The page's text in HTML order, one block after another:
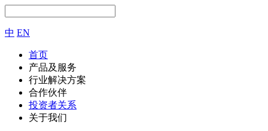
中 EN
首页
产品及服务
行业解决方案
合作伙伴
投资者关系
关于我们